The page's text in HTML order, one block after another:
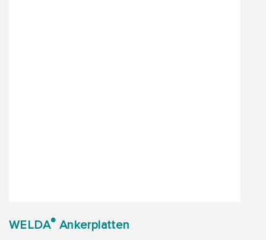
WELDA® Ankerplatten